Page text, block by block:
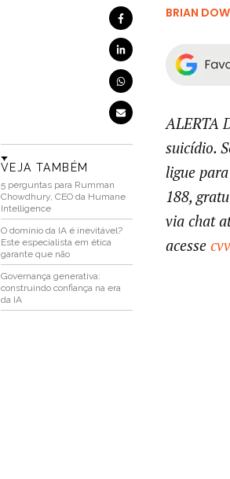
VEJA TAMBÉM
5 perguntas para Rumman
Chowdhury, CEO da Humane
Intelligence
O domínio da IA é inevitável?
Este especialista em ética
garante que não
Governança generativa:
construindo confiança na era
da IA
BRIAN
ALERTA
suicídio.
ligue
188,
via chat
acesse